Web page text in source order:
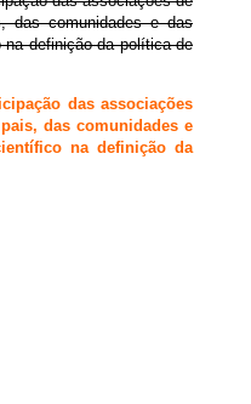
das comunidades e das
definição da política de
das associações
das comunidades e
na definição da